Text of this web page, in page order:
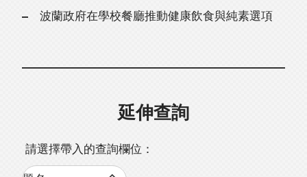
波蘭政府在學校餐廳推動健康飲食與純素選項
延伸查詢
請選擇帶入的查詢欄位：